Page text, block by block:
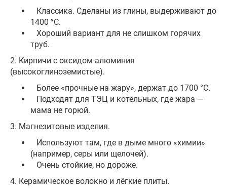
Классика. Сделаны из глины, выдерживают до
1400 °C.
Хороший вариант для не слишком горячих
труб.
2. Кирпичи с оксидом алюминия
(высокоглиноземистые).
Более «прочные на жару», держат до 1700 °C.
Подходят для ТЭЦ и котельных, где жара —
мама не горюй.
3. Магнезитовые изделия.
Используют там, где в дыме много «химии»
(например, серы или щелочей).
Очень стойкие, но дороже.
4. Керамическое волокно и лёгкие плиты.